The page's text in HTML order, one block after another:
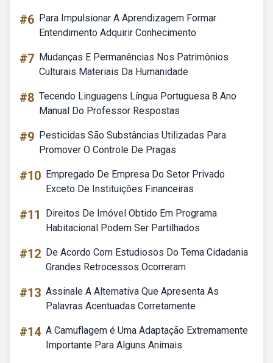
#6 Para Impulsionar A Aprendizagem Formar
Entendimento Adquirir Conhecimento
#7 Mudanças E Permanências Nos Patrimônios
Culturais Materiais Da Humanidade
#8 Tecendo Linguagens Língua Portuguesa 8 Ano
Manual Do Professor Respostas
#9 Pesticidas São Substâncias Utilizadas Para
Promover O Controle De Pragas
#10 Empregado De Empresa Do Setor Privado
Exceto De Instituições Financeiras
#11
Direitos De Imóvel Obtido Em Programa
Habitacional Podem Ser Partilhados
#12 De Acordo Com Estudiosos Do Tema Cidadania
Grandes Retrocessos Ocorreram
#13 Assinale A Alternativa Que Apresenta As
Palavras Acentuadas Corretamente
#14 A Camuflagem é Uma Adaptação Extremamente
Importante Para Alguns Animais